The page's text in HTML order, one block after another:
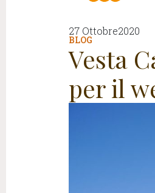
27 Ottobre2020
BLOG
Vesta
per il